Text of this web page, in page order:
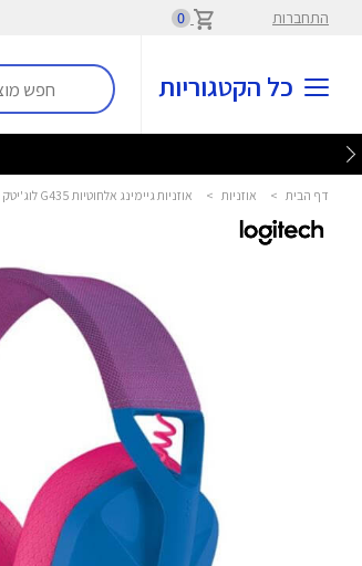
התחברות 0
כל הקטגוריות
דף הבית > אוזניות > אוזניות גיימינג אלחוטיות G435 לוג'יטק - Logitech